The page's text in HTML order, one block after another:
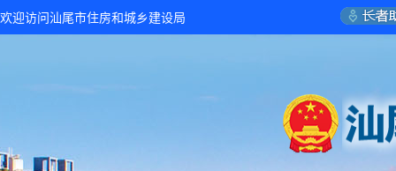
欢迎访问汕尾市住房和城乡建设局